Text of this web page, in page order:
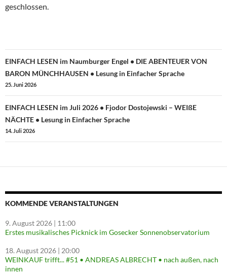
geschlossen.
Beitragsnavigation
EINFACH LESEN im Naumburger Engel • DIE ABENTEUER VON
BARON MÜNCHHAUSEN • Lesung in Einfacher Sprache
25. Juni 2026
EINFACH LESEN im Juli 2026 • Fjodor Dostojewski – WEIßE
NÄCHTE • Lesung in Einfacher Sprache
14. Juli 2026
KOMMENDE VERANSTALTUNGEN
9. August 2026 | 11:00
Erstes musikalisches Picknick im Gosecker Sonnenobservatorium
18. August 2026 | 20:00
WEINKAUF trifft... #51 • ANDREAS ALBRECHT • nach außen, nach
innen